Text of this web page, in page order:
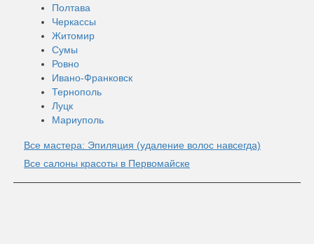
Полтава
Черкассы
Житомир
Сумы
Ровно
Ивано-Франковск
Тернополь
Луцк
Мариуполь
Все мастера: Эпиляция (удаление волос навсегда)
Все салоны красоты в Первомайске